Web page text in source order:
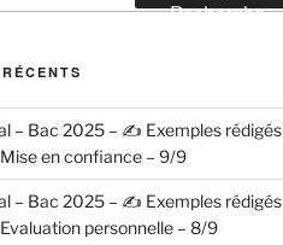
Recherche
– Bac 2025 – ✍️ Exemples rédigés
en confiance – 9/9
– Bac 2025 – ✍️ Exemples rédigés
personnelle – 8/9